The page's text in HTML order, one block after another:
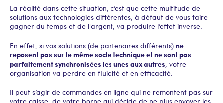
La réalité dans cette situation, c’est que cette multitude de
solutions aux technologies différentes, à défaut de vous faire
gagner du temps et de l'argent, va produire l’effet inverse.
En effet, si vos solutions (de partenaires différents) ne
reposent pas sur le même socle technique et ne sont pas
parfaitement synchronisées les unes aux autres , votre
organisation va perdre en fluidité et en efficacité.
Il peut s’agir de commandes en ligne qui ne remontent pas sur
votre caisse, de votre borne qui décide de ne plus envoyer les